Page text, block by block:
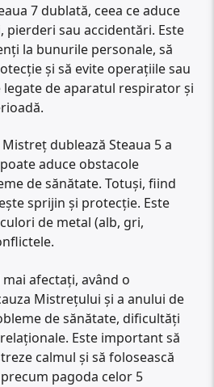
7 dublată, ceea ce aduce
sau accidentări. Este
la bunurile personale, să
și să evite operațiile sau
de aparatul respirator și
dublează Steaua 5 a
aduce obstacole
de sănătate. Totuși, fiind
sprijin și protecție. Este
de metal (alb, gri,
afectați, având o
Mistrețului și a anului de
de sănătate, dificultăți
Este important să
calmul și să folosească
pagoda celor 5